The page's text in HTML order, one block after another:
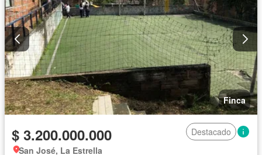
Finca
$ 3.200.000.000
Destacado
San José, La Estrella